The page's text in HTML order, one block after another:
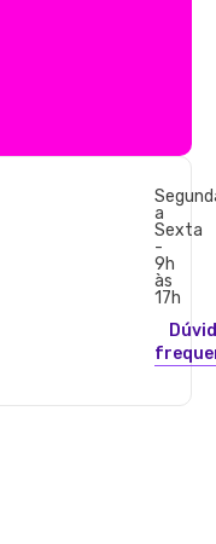
a
Sexta
-
9h
às
17h